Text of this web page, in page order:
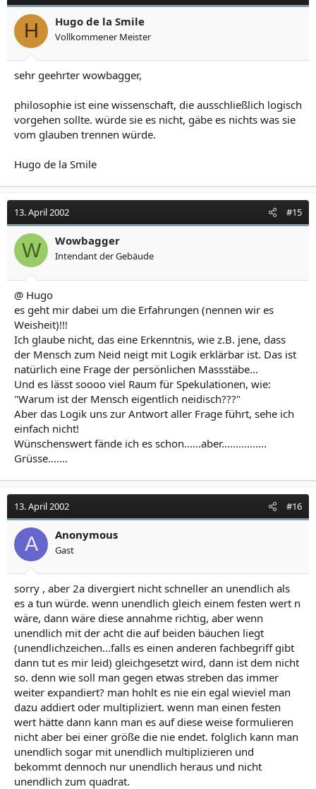
H Hugo de la Smile
Vollkommener Meister
sehr geehrter wowbagger,
philosophie ist eine wissenschaft, die ausschließlich logisch
vorgehen sollte. würde sie es nicht, gäbe es nichts was sie
vom glauben trennen würde.
Hugo de la Smile
13. April 2002 #15
W Wowbagger
Intendant der Gebäude
@ Hugo
es geht mir dabei um die Erfahrungen (nennen wir es
Weisheit)!!!
Ich glaube nicht, das eine Erkenntnis, wie z.B. jene, dass
der Mensch zum Neid neigt mit Logik erklärbar ist. Das ist
natürlich eine Frage der persönlichen Massstäbe...
Und es lässt soooo viel Raum für Spekulationen, wie:
"Warum ist der Mensch eigentlich neidisch???"
Aber das Logik uns zur Antwort aller Frage führt, sehe ich
einfach nicht!
Wünschenswert fände ich es schon......aber................
Grüsse.......
13. April 2002 #16
A Anonymous
Gast
sorry , aber 2a divergiert nicht schneller an unendlich als
es a tun würde. wenn unendlich gleich einem festen wert n
wäre, dann wäre diese annahme richtig, aber wenn
unendlich mit der acht die auf beiden bäuchen liegt
(unendlichzeichen...falls es einen anderen fachbegriff gibt
dann tut es mir leid) gleichgesetzt wird, dann ist dem nicht
so. denn wie soll man gegen etwas streben das immer
weiter expandiert? man hohlt es nie ein egal wieviel man
dazu addiert oder multipliziert. wenn man einen festen
wert hätte dann kann man es auf diese weise formulieren
nicht aber bei einer größe die nie endet. folglich kann man
unendlich sogar mit unendlich multiplizieren und
bekommt dennoch nur unendlich heraus und nicht
unendlich zum quadrat.